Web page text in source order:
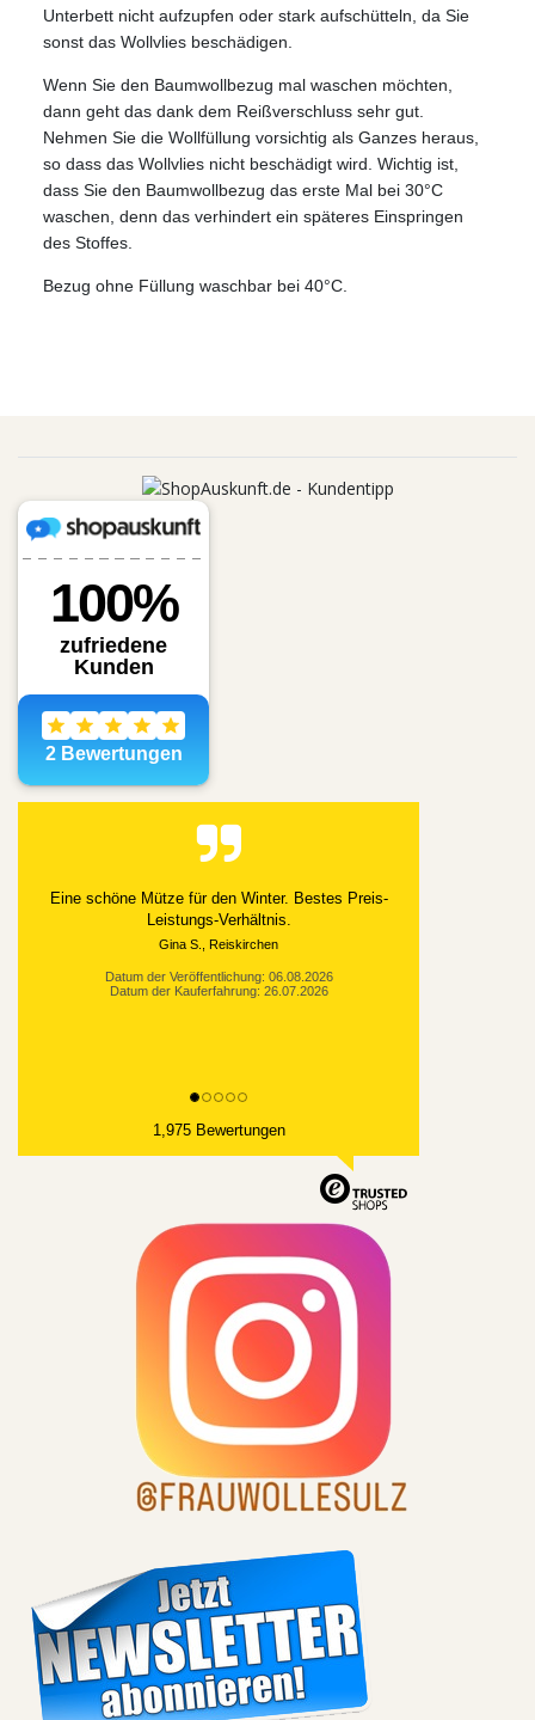
Unterbett nicht aufzupfen oder stark aufschütteln, da Sie
sonst das Wollvlies beschädigen.
Wenn Sie den Baumwollbezug mal waschen möchten,
dann geht das dank dem Reißverschluss sehr gut.
Nehmen Sie die Wollfüllung vorsichtig als Ganzes heraus,
so dass das Wollvlies nicht beschädigt wird. Wichtig ist,
dass Sie den Baumwollbezug das erste Mal bei 30°C
waschen, denn das verhindert ein späteres Einspringen
des Stoffes.
Bezug ohne Füllung waschbar bei 40°C.
Alles gut geklappt
Datum der Kauferfahrung: 21.07.2026
1,975 Bewertungen